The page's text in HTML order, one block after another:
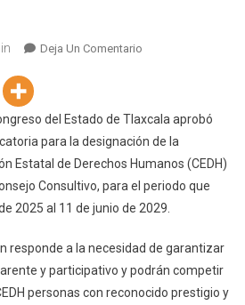
Deja Un ComentarioEn
Elección
De La
Presidencia
De
CEDH
Y
Su
del Estado de Tlaxcala aprobó
para la designación de la
Estatal de Derechos Humanos (CEDH)
Consultivo, para el periodo que
2025 al 11 de junio de 2029.
responde a la necesidad de garantizar
y participativo y podrán competir
personas con reconocido prestigio y